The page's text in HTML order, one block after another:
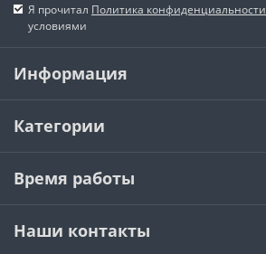
Я прочитал Политика конфиденциальности
условиями
Информация
Категории
Время работы
Наши контакты